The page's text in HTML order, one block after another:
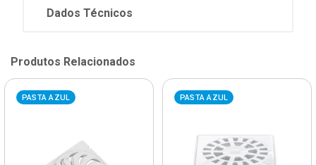
Dados Técnicos
Produtos Relacionados
PASTA AZUL PASTA AZUL